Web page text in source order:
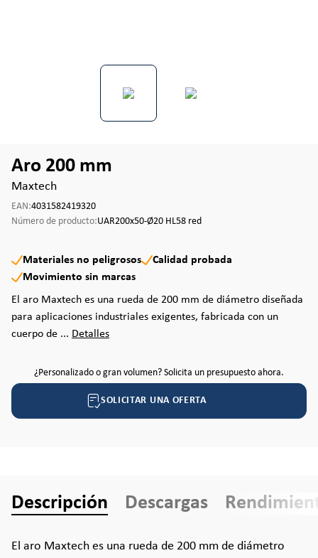
Aro 200 mm
Maxtech
EAN:4031582419320
Número de producto:UAR200x50-Ø20 HL58 red
Materiales no peligrosos
Calidad probada
Movimiento sin marcas
El aro Maxtech es una rueda de 200 mm de diámetro diseñada
para aplicaciones industriales exigentes, fabricada con un
cuerpo de ... Detalles
¿Personalizado o gran volumen? Solicita un presupuesto ahora.
SOLICITAR UNA OFERTA
Descripción Descargas
El aro Maxtech es una rueda de 200 mm de diámetro